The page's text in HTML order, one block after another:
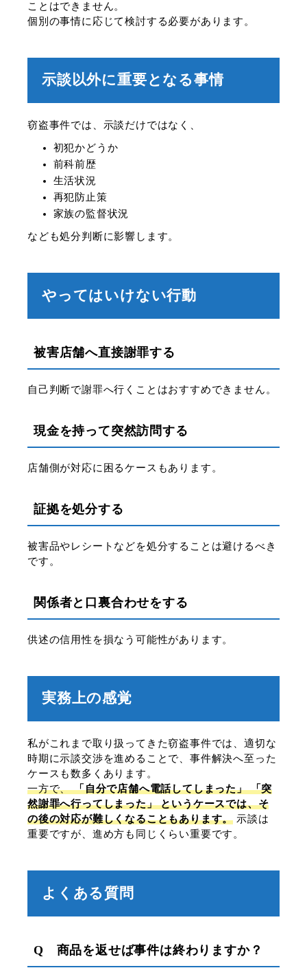
ことはできません。
個別の事情に応じて検討する必要があります。
示談以外に重要となる事情
窃盗事件では、示談だけではなく、
初犯かどうか
前科前歴
生活状況
再犯防止策
家族の監督状況
なども処分判断に影響します。
やってはいけない行動
被害店舗へ直接謝罪する
自己判断で謝罪へ行くことはおすすめできません。
現金を持って突然訪問する
店舗側が対応に困るケースもあります。
証拠を処分する
被害品やレシートなどを処分することは避けるべき
です。
関係者と口裏合わせをする
供述の信用性を損なう可能性があります。
実務上の感覚
私がこれまで取り扱ってきた窃盗事件では、適切な
時期に示談交渉を進めることで、事件解決へ至った
ケースも数多くあります。
一方で、「自分で店舗へ電話してしまった」 「突
然謝罪へ行ってしまった」 というケースでは、そ
の後の対応が難しくなることもあります。 示談は
重要ですが、進め方も同じくらい重要です。
よくある質問
Q 商品を返せば事件は終わりますか？